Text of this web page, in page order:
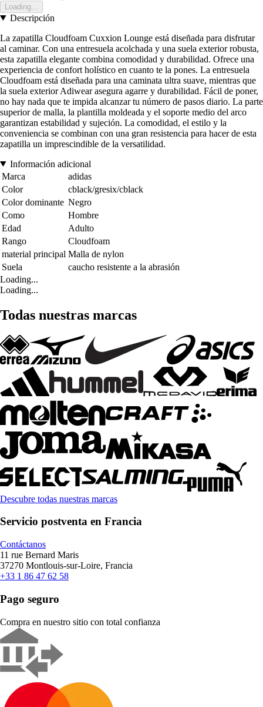
Loading...
Descripción
La zapatilla Cloudfoam Cuxxion Lounge está diseñada para disfrutar
al caminar. Con una entresuela acolchada y una suela exterior robusta,
esta zapatilla elegante combina comodidad y durabilidad. Ofrece una
experiencia de confort holístico en cuanto te la pones. La entresuela
Cloudfoam está diseñada para una caminata ultra suave, mientras que
la suela exterior Adiwear asegura agarre y durabilidad. Fácil de poner,
no hay nada que te impida alcanzar tu número de pasos diario. La parte
superior de malla, la plantilla moldeada y el soporte medio del arco
garantizan estabilidad y sujeción. La comodidad, el estilo y la
conveniencia se combinan con una gran resistencia para hacer de esta
zapatilla un imprescindible de la versatilidad.
Información adicional
Marca
adidas
Color
cblack/gresix/cblack
Color dominante Negro
Como
Hombre
Edad
Adulto
Rango
Cloudfoam
material principal Malla de nylon
Suela
caucho resistente a la abrasión
Loading...
Loading...
Todas nuestras marcas
Descubre todas nuestras marcas
Servicio postventa en Francia
Contáctanos
11 rue Bernard Maris
37270 Montlouis-sur-Loire, Francia
+33 1 86 47 62 58
Pago seguro
Compra en nuestro sitio con total confianza